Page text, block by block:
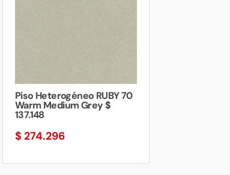
Piso Heterogéneo RUBY 70
Warm Medium Grey $
137.148
$ 274.296